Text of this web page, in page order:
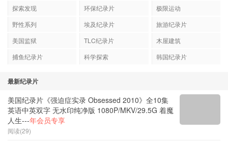
探索发现
环保纪录片
极限运动
野性系列
埃及纪录片
旅游纪录片
美国监狱
TLC纪录片
木屋建筑
捕鱼纪录片
科学探索 韩国纪录片
最新纪录片
美国纪录片《强迫症实录 Obsessed 2010》全10集
英语中英双字 无水印纯净版 1080P/MKV/29.5G 着魔
人生---年会员专享
阅读(29)